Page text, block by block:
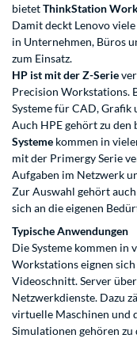
bietetThinkStation
Damit deckt Lenovo
in Unternehmen, Büros
zum Einsatz.
HP ist mit der Z-Serie
Precision Workstations.
Systeme für CAD, Grafik
Auch HPE gehört zu
Systeme kommen in
mit der Primergy Serie
Aufgaben im Netzwerk
Zur Auswahl gehört auch
sich an die eigenen
Typische Anwendungen
Die Systeme kommen in
Workstations eignen
Videoschnitt. Server
Netzwerkdienste. Dazu
virtuelle Maschinen und
Simulationen gehören